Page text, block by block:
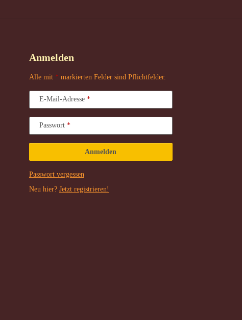
Anmelden
Alle mit * markierten Felder sind Pflichtfelder.
E-Mail-Adresse
Passwort
Anmelden
Passwort vergessen
Neu hier? Jetzt registrieren!